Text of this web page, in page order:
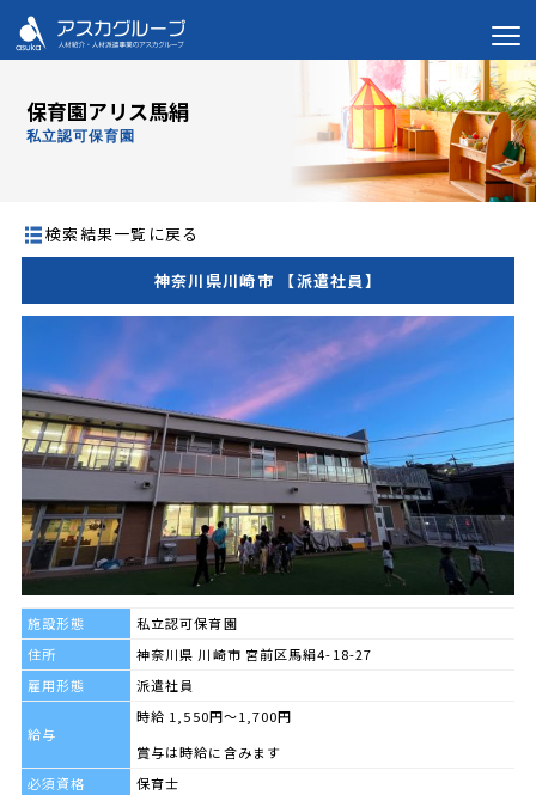
保育園アリス馬絹
私立認可保育園
検索結果一覧に戻る
神奈川県川崎市 【派遣社員】
施設形態
私立認可保育園
住所
神奈川県 川崎市 宮前区馬絹4-18-27
雇用形態
派遣社員
給与
時給 1,550円～1,700円
賞与は時給に含みます
必須資格
保育士